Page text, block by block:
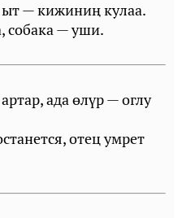
— кижиниң кулаа.
собака — уши.
ада өлүр — оглу
отец умрет